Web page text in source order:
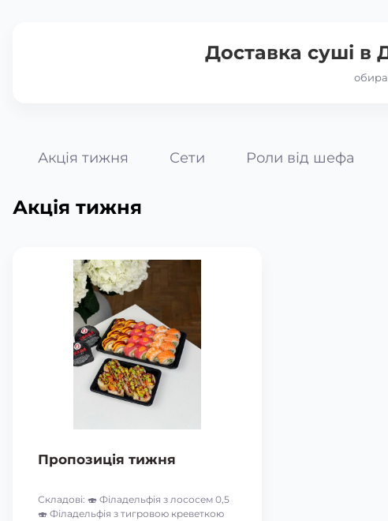
Доставка суші в
Акція тижня Сети Роли від шефа
Акція тижня
Пропозиція тижня
Складові: 🍣 Філадельфія з лососем 0,5
🍣 Філадельфія з тигровою креветкою